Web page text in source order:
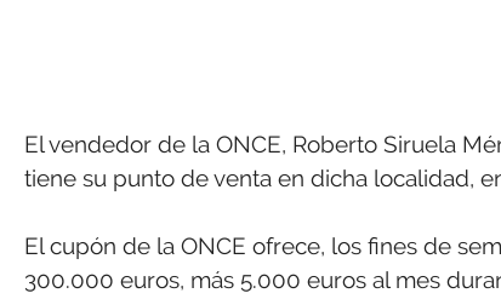
El vendedor de la ONCE, Roberto Siruela
tiene su punto de venta en dicha localidad,
El cupón de la ONCE ofrece, los fines de
300.000 euros, más 5.000 euros al mes